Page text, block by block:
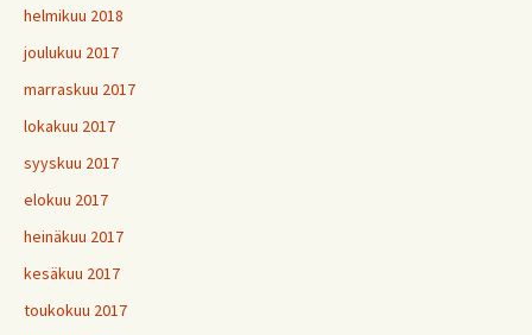
helmikuu 2018
joulukuu 2017
marraskuu 2017
lokakuu 2017
syyskuu 2017
elokuu 2017
heinäkuu 2017
kesäkuu 2017
toukokuu 2017